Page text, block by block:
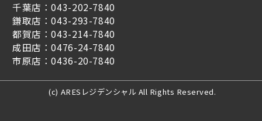
千葉店：043-202-7840
鎌取店：043-293-7840
都賀店：043-214-7840
成田店：0476-24-7840
市原店：0436-20-7840
(c) ARESレジデンシャル All Rights Reserved.